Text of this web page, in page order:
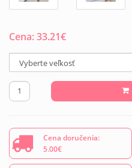
Cena:33.21€
Cena doručenia:
5.00€